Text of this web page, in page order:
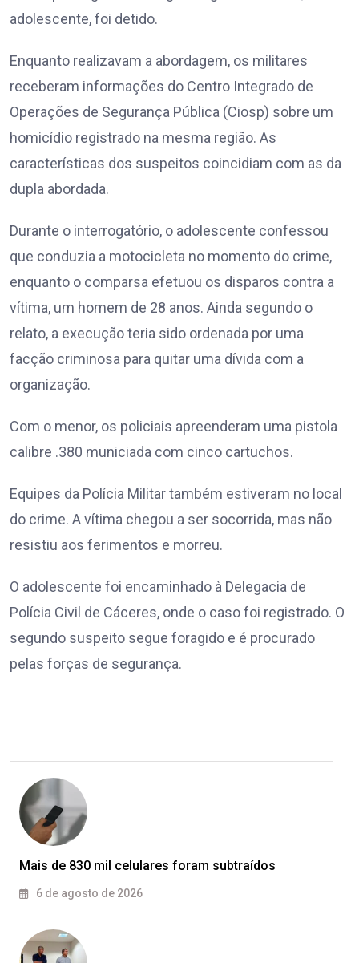
adolescente, foi detido.
Enquanto realizavam a abordagem, os militares
receberam informações do Centro Integrado de
Operações de Segurança Pública (Ciosp) sobre um
homicídio registrado na mesma região. As
características dos suspeitos coincidiam com as da
dupla abordada.
Durante o interrogatório, o adolescente confessou
que conduzia a motocicleta no momento do crime,
enquanto o comparsa efetuou os disparos contra a
vítima, um homem de 28 anos. Ainda segundo o
relato, a execução teria sido ordenada por uma
facção criminosa para quitar uma dívida com a
organização.
Com o menor, os policiais apreenderam uma pistola
calibre .380 municiada com cinco cartuchos.
Equipes da Polícia Militar também estiveram no local
do crime. A vítima chegou a ser socorrida, mas não
resistiu aos ferimentos e morreu.
O adolescente foi encaminhado à Delegacia de
Polícia Civil de Cáceres, onde o caso foi registrado. O
segundo suspeito segue foragido e é procurado
pelas forças de segurança.
Mais de 830 mil celulares foram subtraídos
6 de agosto de 2026